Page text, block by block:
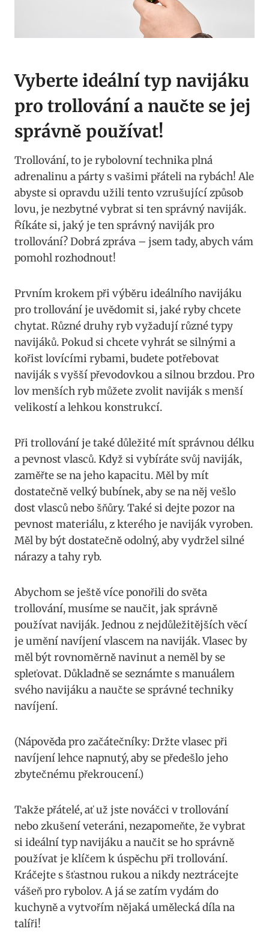
Vyberte ideální ‌typ navijáku
pro trollování a naučte se jej
‌správně používat!
Trollování, to je rybolovní technika plná
adrenalinu a‍ párty s vašimi přáteli na rybách!‌ Ale
abyste si opravdu užili ⁢tento vzrušující způsob
⁤lovu, je nezbytné vybrat ⁤si ten správný naviják.
Říkáte si, jaký je ten správný ‍naviják pro
trollování? Dobrá zpráva – jsem tady, ‌abych vám
pomohl rozhodnout!
Prvním krokem při výběru ideálního navijáku
pro trollování je uvědomit​ si, jaké ryby chcete
chytat. Různé​ druhy ⁤ryb​ vyžadují různé typy
navijáků. Pokud si chcete ​vyhrát ​se silnými a
kořist lovícími rybami, budete potřebovat
naviják s vyšší převodovkou ‌a silnou⁤ brzdou. Pro
lov menších ryb můžete⁤ zvolit naviják s menší
velikostí a lehkou ⁤konstrukcí.
Při trollování je také ⁤důležité mít správnou ‌délku
a pevnost vlasců. Když si vybíráte svůj naviják,
zaměřte⁢ se na jeho kapacitu. Měl by mít
dostatečně velký bubínek, aby se na něj vešlo
dost vlasců nebo šňůry. Také si dejte pozor na
pevnost materiálu, z kterého je⁢ naviják vyroben.
⁣Měl by být dostatečně odolný, aby vydržel silné
nárazy a tahy ryb.
Abychom se ještě více ponořili do světa
trollování, musíme se naučit, jak správně
používat ⁤naviják. Jednou z nejdůležitějších věcí
je umění navíjení vlascem na naviják. Vlasec by
měl být rovnoměrně navinut a ​neměl by se
spleťovat. Důkladně se seznámte s manuálem
svého navijáku‌ a naučte se správné techniky
navíjení.
(Nápověda pro začátečníky: Držte vlasec při
navíjení lehce napnutý, aby se předešlo jeho ​
zbytečnému překroucení.)
Takže přátelé, ať už jste ⁢nováčci v trollování
nebo zkušení veteráni, nezapomeňte, že⁣ vybrat
si ideální typ navijáku⁤ a naučit se ⁣ho ⁢správně
‌používat je klíčem k ⁤úspěchu při trollování.
Kráčejte s ‍šťastnou rukou a⁤ nikdy neztrácejte
⁢vášeň ⁤pro rybolov. A já se zatím vydám do
kuchyně ‍a vytvořím nějaká‌ umělecká díla na
talíři!